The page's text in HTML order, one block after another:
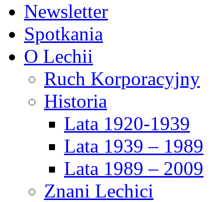
Newsletter
Spotkania
O Lechii
Ruch Korporacyjny
Historia
Lata 1920-1939
Lata 1939 – 1989
Lata 1989 – 2009
Znani Lechici